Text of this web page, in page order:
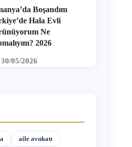
Boşandım
Hala Evli
Ne
2026
30/05/2026
aile avukatı